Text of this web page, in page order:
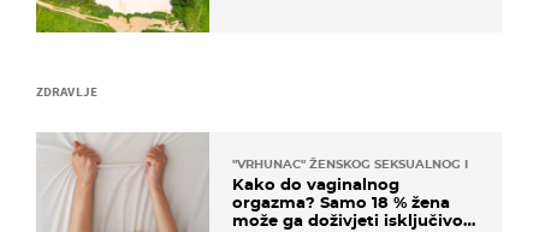
ZDRAVLJE
"VRHUNAC" ŽENSKOG SEKSUALNOG ISKUSTVA
Kako do vaginalnog
orgazma? Samo 18 % žena
može ga doživjeti isključivo